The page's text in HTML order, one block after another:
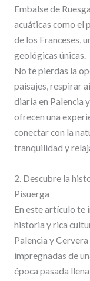
Embalse de
acuáticas como el
de los Franceses,
geológicas únicas.
No te pierdas la
paisajes, respirar
diaria en Palencia
ofrecen una
conectar con la
tranquilidad y
2. Descubre la
Pisuerga
En este artículo te
historia y rica
Palencia y
impregnadas de
época pasada